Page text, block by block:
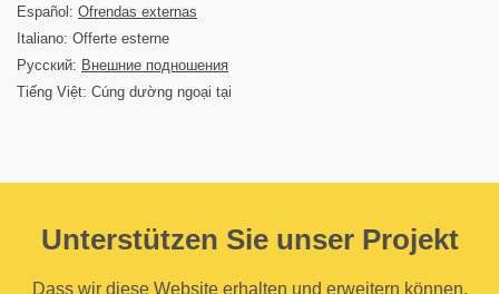
Español: Ofrendas externas
Italiano: Offerte esterne
Русский: Внешние подношения
Tiếng Việt: Cúng dường ngoại tại
Unterstützen Sie unser Projekt
Dass wir diese Website erhalten und erweitern können,